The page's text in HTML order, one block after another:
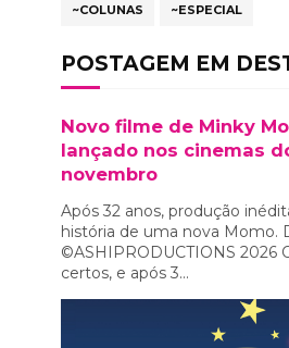
~COLUNAS ~ESPECIAL
POSTAGEM EM
Novo filme de Minky
lançado nos cinemas
novembro
Após 32 anos, produção
história de uma nova Momo.
©ASHIPRODUCTIONS 2026
certos, e após 3...